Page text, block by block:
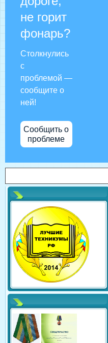
не горит
фонарь?
Столкнулись
с
проблемой —
сообщите о
ней!
Сообщить о
проблеме